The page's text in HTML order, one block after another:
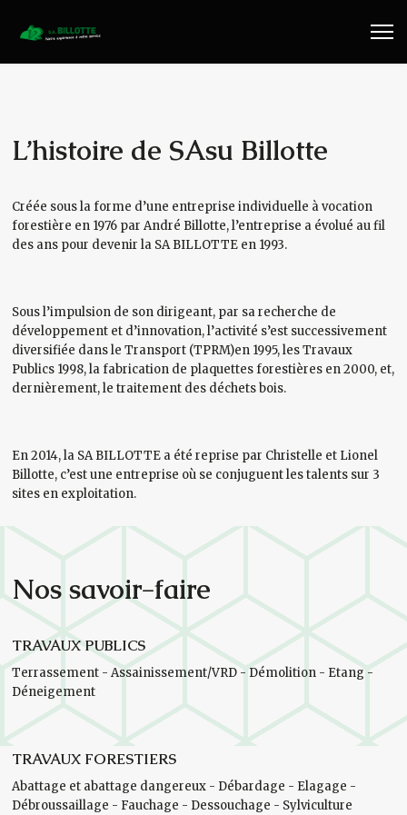
Travaux Forestiers
Traitement de Déchets Bois
Contact
L’histoire de SAsu Billotte
Créée sous la forme d’une entreprise individuelle à vocation
forestière en 1976 par André Billotte, l’entreprise a évolué au fil
des ans pour devenir la SA BILLOTTE en 1993.
Sous l’impulsion de son dirigeant, par sa recherche de
développement et d’innovation, l’activité s’est successivement
diversifiée dans le Transport (TPRM)en 1995, les Travaux
Publics 1998, la fabrication de plaquettes forestières en 2000, et,
dernièrement, le traitement des déchets bois.
En 2014, la SA BILLOTTE a été reprise par Christelle et Lionel
Billotte, c’est une entreprise où se conjuguent les talents sur 3
sites en exploitation.
Nos savoir-faire
TRAVAUX PUBLICS
Terrassement - Assainissement/VRD - Démolition - Etang -
Déneigement
TRAVAUX FORESTIERS
Abattage et abattage dangereux - Débardage - Elagage -
Débroussaillage - Fauchage - Dessouchage - Sylviculture